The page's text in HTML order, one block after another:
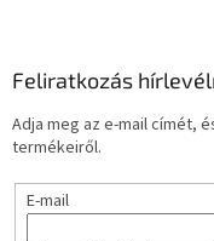
Feliratkozás
Adja meg az e-mail címét,
termékeiről.
E-mail